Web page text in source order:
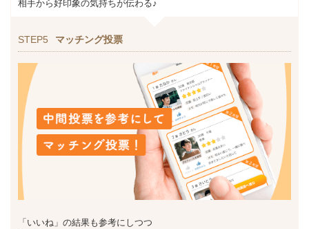
相手から好印象の気持ちが伝わる♪
STEP5 マッチング投票
「いいね」の結果も参考にしつつ